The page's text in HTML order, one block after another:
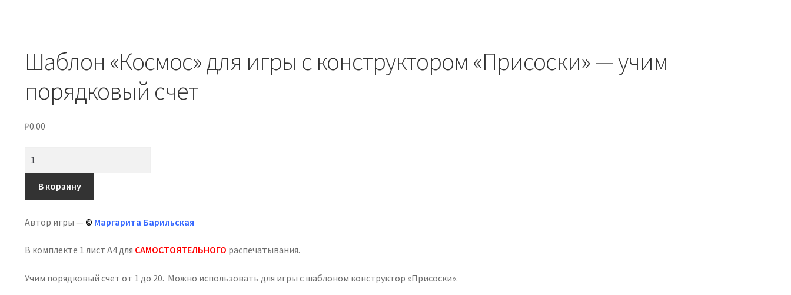
Шаблон «Космос» для игры с конструктором «Присоски» — учим
порядковый счет
₽0.00
Шаблон
«Космос»
игры
конструктором
В корзину
Автор игры — © Маргарита Барильская
В комплекте 1 лист А4 для САМОСТОЯТЕЛЬНОГО распечатывания.
Учим порядковый счет от 1 до 20. Можно использовать для игры с шаблоном конструктор «Присоски».